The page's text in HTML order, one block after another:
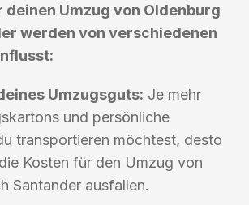
deinen Umzug von Oldenburg
werden von verschiedenen
Umzugsguts: Je mehr
und persönliche
transportieren möchtest, desto
Kosten für den Umzug von
Santander ausfallen.